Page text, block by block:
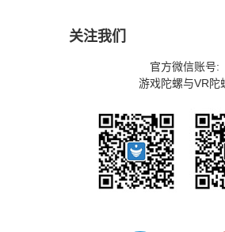
关注我们
官方微信账号:
游戏陀螺与VR陀